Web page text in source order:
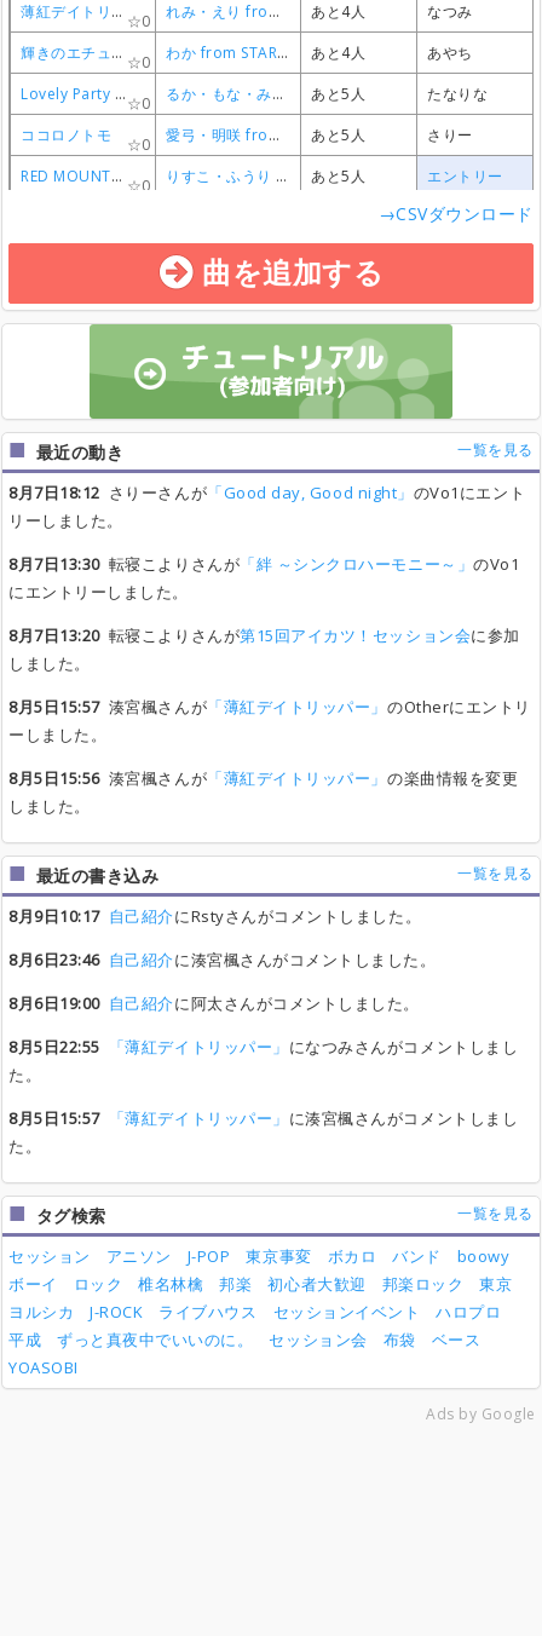
薄紅デイトリッパー
0 れみ・えり from STAR☆ANIS あと4人
なつみ
輝きのエチュード
0 わか from STAR☆ANIS あと4人
あやち
Lovely Party Collection
0 るか・もな・みき from AIKATSU☆STARS！ あと5人
たなりな
ココロノトモ
0 愛弓・明咲 from STARRY PLANET☆ あと5人
さりー
RED MOUNTAIN
0 りすこ・ふうり from STAR☆ANIS あと5人 エントリー
薄紅デイトリッパー
0 れみ・えり from STAR☆ANIS あと4人
なつみ
輝きのエチュード
0 わか from STAR☆ANIS あと4人
あやち
Lovely Party Collection
0 るか・もな・みき from AIKATSU☆STARS！ あと5人
たなりな
ココロノトモ
0 愛弓・明咲 from STARRY PLANET☆ あと5人
さりー
RED MOUNTAIN
0 りすこ・ふうり from STAR☆ANIS あと5人 エントリー
薄紅デイトリッパー
0 れみ・えり from STAR☆ANIS あと4人
なつみ
輝きのエチュード
0 わか from STAR☆ANIS あと4人
あやち
Lovely Party Collection
0 るか・もな・みき from AIKATSU☆STARS！ あと5人
たなりな
ココロノトモ
0 愛弓・明咲 from STARRY PLANET☆ あと5人
さりー
RED MOUNTAIN
0 りすこ・ふうり from STAR☆ANIS あと5人 エントリー
薄紅デイトリッパー
0 れみ・えり from STAR☆ANIS あと4人
なつみ
輝きのエチュード
0 わか from STAR☆ANIS あと4人
あやち
Lovely Party Collection
0 るか・もな・みき from AIKATSU☆STARS！ あと5人
たなりな
ココロノトモ
0 愛弓・明咲 from STARRY PLANET☆ あと5人
さりー
RED MOUNTAIN
0 りすこ・ふうり from STAR☆ANIS あと5人 エントリー
→CSVダウンロード
曲を追加する
最近の動き 一覧を見る
8月7日18:12 さりーさんが 「Good day, Good night」 のVo1にエント
リーしました。
8月7日13:30転寝こよりさんが 「絆 ～シンクロハーモニー～」のVo1
にエントリーしました。
8月7日13:20転寝こよりさんが第15回アイカツ！セッション会に参加
しました。
8月5日15:57湊宮楓さんが 「薄紅デイトリッパー」 のOtherにエントリ
ーしました。
8月5日15:56湊宮楓さんが 「薄紅デイトリッパー」 の楽曲情報を変更
しました。
最近の書き込み 一覧を見る
8月9日10:17 自己紹介にRstyさんがコメントしました。
8月6日23:46 自己紹介に湊宮楓さんがコメントしました。
8月6日19:00 自己紹介に阿太さんがコメントしました。
8月5日22:55
「薄紅デイトリッパー」 になつみさんがコメントしまし
た。
8月5日15:57
「薄紅デイトリッパー」 に湊宮楓さんがコメントしまし
た。
タグ検索 一覧を見る
セッション アニソン J-POP 東京事変 ボカロ バンド
boowy
ボーイ
ロック 椎名林檎 邦楽 初心者大歓迎 邦楽ロック
東京
ヨルシカ
J-ROCK ライブハウス セッションイベント
ハロプロ
平成
ずっと真夜中でいいのに。 セッション会 布袋
ベース
YOASOBI
Ads by Google